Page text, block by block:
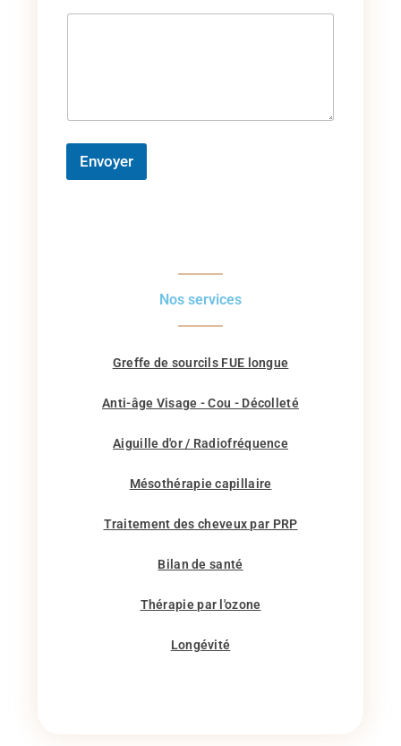
Envoyer
Nos services
Greffe de sourcils FUE longue
Anti-âge Visage - Cou - Décolleté
Aiguille d'or / Radiofréquence
Mésothérapie capillaire
Traitement des cheveux par PRP
Bilan de santé
Thérapie par l'ozone
Longévité